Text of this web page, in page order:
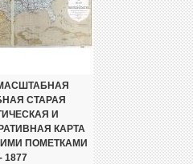
СТАРАЯ
И
КАРТА
ПОМЕТКАМИ
- 1877